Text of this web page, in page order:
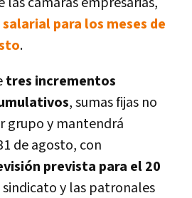
para los meses de
.
tres incrementos
, sumas fijas no
grupo y mantendrá
de agosto, con
prevista para el 20
y las patronales